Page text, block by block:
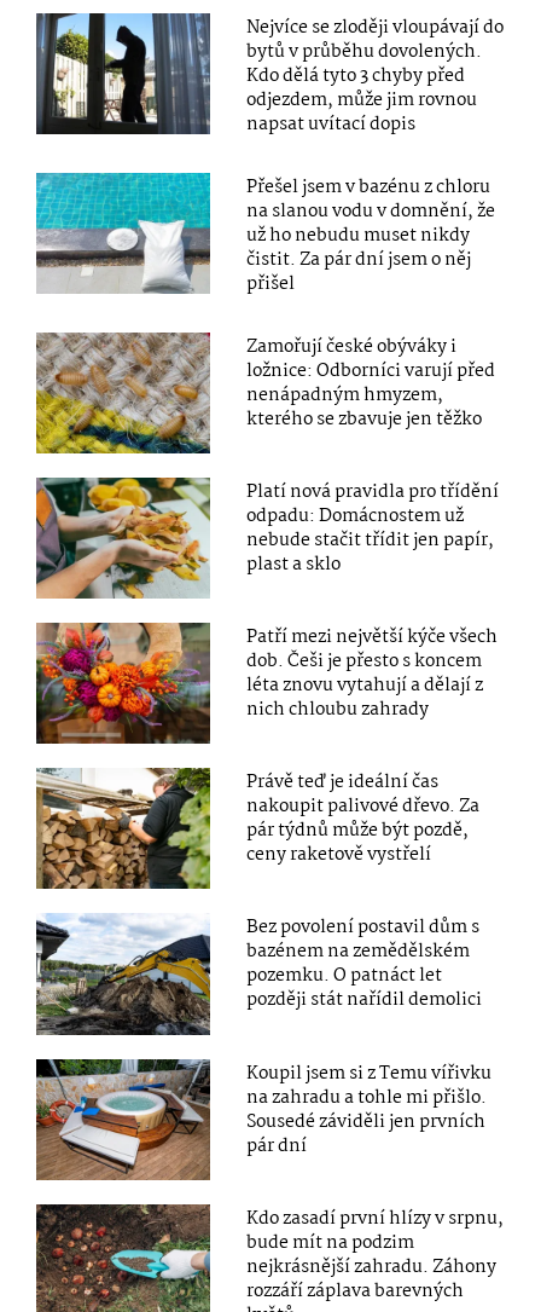
Nejvíce se zloději vloupávají do
bytů v průběhu dovolených.
Kdo dělá tyto 3 chyby před
odjezdem, může jim rovnou
napsat uvítací dopis
Přešel jsem v bazénu z chloru
na slanou vodu v domnění, že
už ho nebudu muset nikdy
čistit. Za pár dní jsem o něj
přišel
Zamořují české obýváky i
ložnice: Odborníci varují před
nenápadným hmyzem,
kterého se zbavuje jen těžko
Platí nová pravidla pro třídění
odpadu: Domácnostem už
nebude stačit třídit jen papír,
plast a sklo
Patří mezi největší kýče všech
dob. Češi je přesto s koncem
léta znovu vytahují a dělají z
nich chloubu zahrady
Právě teď je ideální čas
nakoupit palivové dřevo. Za
pár týdnů může být pozdě,
ceny raketově vystřelí
Bez povolení postavil dům s
bazénem na zemědělském
pozemku. O patnáct let
později stát nařídil demolici
Koupil jsem si z Temu vířivku
na zahradu a tohle mi přišlo.
Sousedé záviděli jen prvních
pár dní
Kdo zasadí první hlízy v srpnu,
bude mít na podzim
nejkrásnější zahradu. Záhony
rozzáří záplava barevných